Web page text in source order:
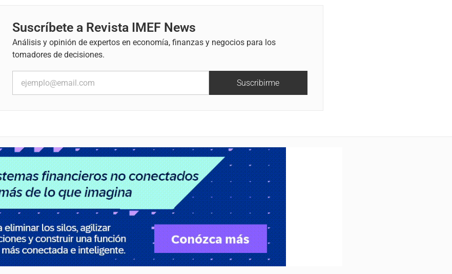
Suscríbete a Revista IMEF News
Análisis y opinión de expertos en economía, finanzas y negocios para los
tomadores de decisiones.
Suscribirme